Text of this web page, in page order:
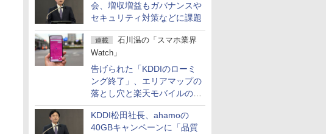
会、増収増益もガバナンスや
セキュリティ対策などに課題
連載
石川温の「スマホ業界
Watch」
告げられた「KDDIのローミ
ング終了」、エリアマップの
落とし穴と楽天モバイルの課
題
KDDI松田社長、ahamoの
40GBキャンペーンに「品質